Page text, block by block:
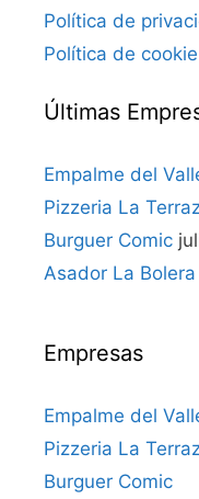
Política de
Política de
Últimas
Empalme del
Pizzeria La
Burguer Comic
Asador La Bolera
Empresas
Empalme del
Pizzeria La
Burguer Comic